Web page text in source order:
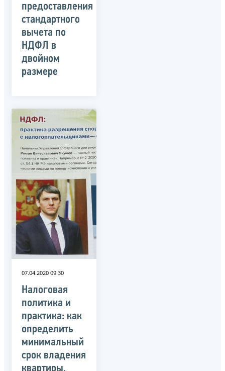
предоставления
стандартного
вычета по
НДФЛ в
двойном
размере
07.04.2020 09:30
Налоговая
политика и
практика: как
определить
минимальный
срок владения
квартиры,